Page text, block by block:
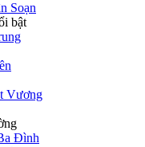
Soạn
bật
Vương
Đình